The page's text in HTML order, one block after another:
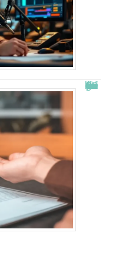
Combien de fois peut-on passer en commission logement ?